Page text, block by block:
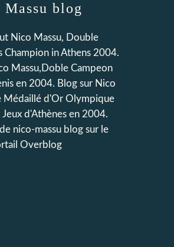
blog
Nico Massu, Double
Champion in Athens 2004.
Massu,Doble Campeon
en 2004. Blog sur Nico
Médaillé d'Or Olympique
Jeux d'Athènes en 2004.
nico-massu blogsur le
Overblog